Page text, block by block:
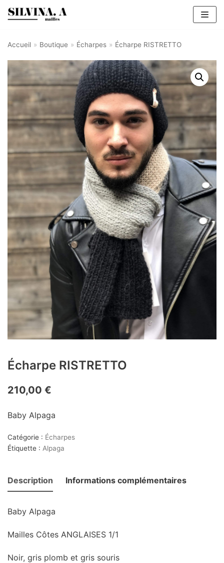
Aller
Accueil » Boutique » Écharpes » Écharpe RISTRETTO
Écharpe RISTRETTO
210,00 €
Baby Alpaga
Catégorie : Écharpes
Étiquette : Alpaga
Description Informations complémentaires
Baby Alpaga
Mailles Côtes ANGLAISES 1/1
Noir, gris plomb et gris souris